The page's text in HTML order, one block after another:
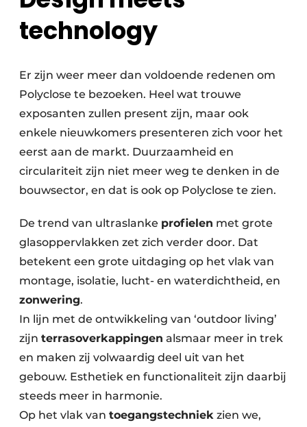
technology
Er zijn weer meer dan voldoende redenen om
Polyclose te bezoeken. Heel wat trouwe
exposanten zullen present zijn, maar ook
enkele nieuwkomers presenteren zich voor het
eerst aan de markt. Duurzaamheid en
circulariteit zijn niet meer weg te denken in de
bouwsector, en dat is ook op Polyclose te zien.
De trend van ultraslanke profielen met grote
glasoppervlakken zet zich verder door. Dat
betekent een grote uitdaging op het vlak van
montage, isolatie, lucht- en waterdichtheid, en
zonwering.
In lijn met de ontwikkeling van ‘outdoor living’
zijn terrasoverkappingen alsmaar meer in trek
en maken zij volwaardig deel uit van het
gebouw. Esthetiek en functionaliteit zijn daarbij
steeds meer in harmonie.
Op het vlak van toegangstechniek zien we,